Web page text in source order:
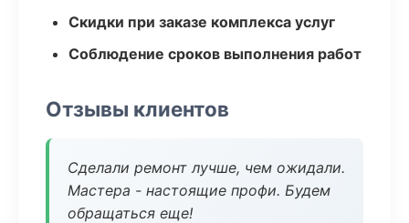
Скидки при заказе комплекса услуг
Соблюдение сроков выполнения работ
Отзывы клиентов
Сделали ремонт лучше, чем ожидали.
Мастера - настоящие профи. Будем
обращаться еще!